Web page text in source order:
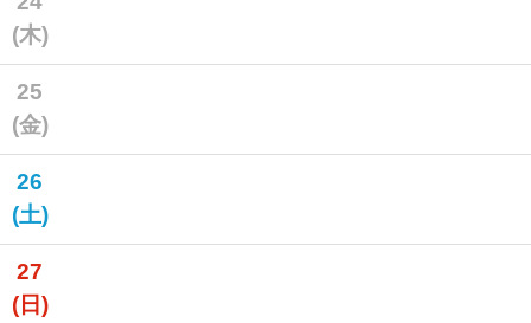
(木)
25
(金)
26
(土)
27
(日)